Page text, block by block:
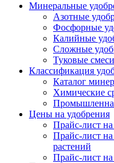
Минеральные
Азотные
Фосфорные
Калийные
Сложные
Туковые смеси
Классификация
Каталог
Химические
Цены на удобрения
Прайс-лист
Прайс-лист
растений
Прайс-лист